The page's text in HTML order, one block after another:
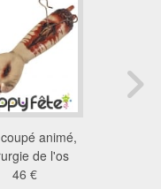
animé,
de l'os
46 €